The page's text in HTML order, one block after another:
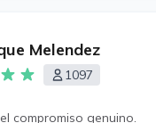
Melendez
1097
compromiso genuino.